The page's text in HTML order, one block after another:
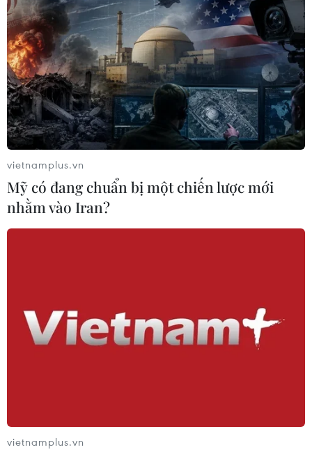
IMF: Kinh tế Argentina tiếp tục lún sâu
vào suy thoái vì COVID-19
15/04/2020 02:45
Nền kinh tế Argentina đã tăng trưởng âm trong 2 năm
liên tiếp, với đồng nội tệ (peso) liên tục mất giá, số
người nghèo và thất nghiệp gia tăng chóng mặt.
vietnamplus.vn
Mỹ có đang chuẩn bị một chiến lược mới
nhằm vào Iran?
vietnamplus.vn